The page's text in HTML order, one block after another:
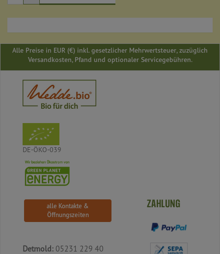
Alle Preise in EUR (€) inkl. gesetzlicher Mehrwertsteuer, zuzüglich
Versandkosten, Pfand und optionaler Servicegebühren.
DE-ÖKO-039
alle Kontakte &
Öffnungszeiten
Detmold: 05231 229 40
ZAHLUNG